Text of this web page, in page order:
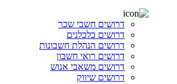
דרושים חשבי שכר
דרושים כלכלנים
דרושים הנהלת חשבונות
דרושים רואי חשבון
דרושים משאבי אנוש
דרושים שיווק